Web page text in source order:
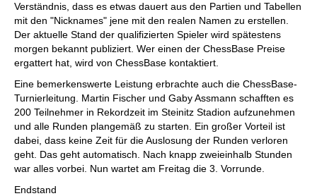
Verständnis, dass es etwas dauert aus den Partien und Tabellen
mit den "Nicknames" jene mit den realen Namen zu erstellen.
Der aktuelle Stand der qualifizierten Spieler wird spätestens
morgen bekannt publiziert. Wer einen der ChessBase Preise
ergattert hat, wird von ChessBase kontaktiert.
Eine bemerkenswerte Leistung erbrachte auch die ChessBase-
Turnierleitung. Martin Fischer und Gaby Assmann schafften es
200 Teilnehmer in Rekordzeit im Steinitz Stadion aufzunehmen
und alle Runden plangemäß zu starten. Ein großer Vorteil ist
dabei, dass keine Zeit für die Auslosung der Runden verloren
geht. Das geht automatisch. Nach knapp zweieinhalb Stunden
war alles vorbei. Nun wartet am Freitag die 3. Vorrunde.
Endstand